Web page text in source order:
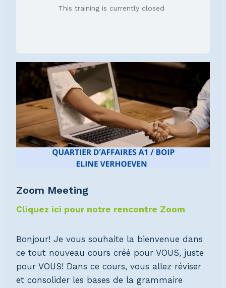
This training is currently closed
Zoom Meeting
Cliquez ici pour notre rencontre Zoom
Bonjour! Je vous souhaite la bienvenue dans
ce tout nouveau cours créé pour VOUS, juste
pour VOUS! Dans ce cours, vous allez réviser
et consolider les bases de la grammaire